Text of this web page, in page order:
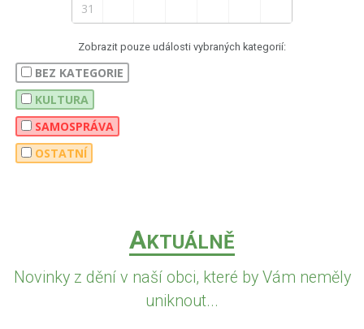
31
Zobrazit pouze události vybraných kategorií:
BEZ KATEGORIE
KULTURA
SAMOSPRÁVA
OSTATNÍ
AKTUÁLNĚ
Novinky z dění v naší obci, které by Vám neměly
uniknout...